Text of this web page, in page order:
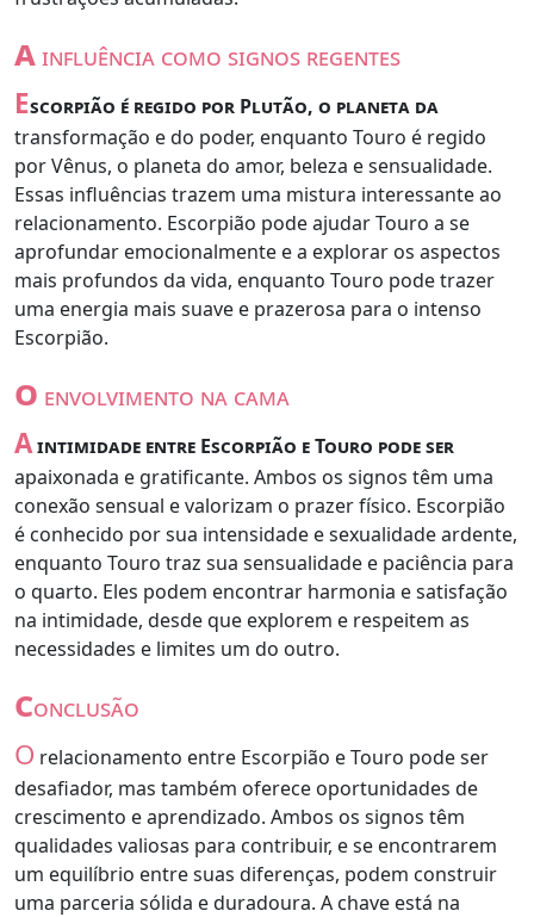
ainfluência como signos regentes
Escorpião é regido por Plutão, o planeta da
transformação e do poder, enquanto Touro é regido
por Vênus, o planeta do amor, beleza e sensualidade.
Essas influências trazem uma mistura interessante ao
relacionamento. Escorpião pode ajudar Touro a se
aprofundar emocionalmente e a explorar os aspectos
mais profundos da vida, enquanto Touro pode trazer
uma energia mais suave e prazerosa para o intenso
Escorpião.
o envolvimento na cama
Aintimidade entre Escorpião e Touro pode ser
apaixonada e gratificante. Ambos os signos têm uma
conexão sensual e valorizam o prazer físico. Escorpião
é conhecido por sua intensidade e sexualidade ardente,
enquanto Touro traz sua sensualidade e paciência para
o quarto. Eles podem encontrar harmonia e satisfação
na intimidade, desde que explorem e respeitem as
necessidades e limites um do outro.
conclusão
O relacionamento entre Escorpião e Touro pode ser
desafiador, mas também oferece oportunidades de
crescimento e aprendizado. Ambos os signos têm
qualidades valiosas para contribuir, e se encontrarem
um equilíbrio entre suas diferenças, podem construir
uma parceria sólida e duradoura. A chave está na